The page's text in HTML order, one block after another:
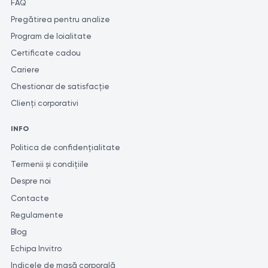
FAQ
Pregătirea pentru analize
Program de loialitate
Certificate cadou
Cariere
Chestionar de satisfacție
Clienți corporativi
INFO
Politica de confidențialitate
Termenii și condițiile
Despre noi
Contacte
Regulamente
Blog
Echipa Invitro
Indicele de masă corporală